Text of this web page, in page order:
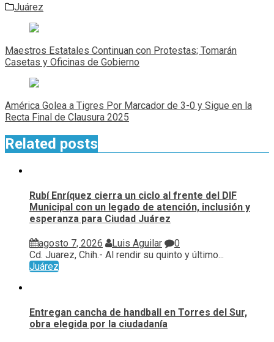
Juárez
Navegación
de
entradas
Maestros Estatales Continuan con Protestas; Tomarán
Casetas y Oficinas de Gobierno
América Golea a Tigres Por Marcador de 3-0 y Sigue en la
Recta Final de Clausura 2025
Related posts
Rubí Enríquez cierra un ciclo al frente del DIF
Municipal con un legado de atención, inclusión y
esperanza para Ciudad Juárez
agosto 7, 2026 Luis Aguilar
0
Cd. Juarez, Chih.- Al rendir su quinto y último...
Juárez
Entregan cancha de handball en Torres del Sur,
obra elegida por la ciudadanía